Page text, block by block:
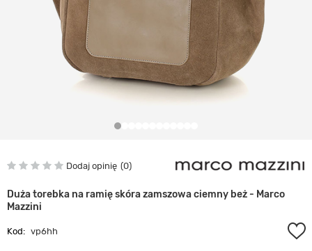
Dodaj opinię 0
Duża torebka na ramię skóra zamszowa ciemny beż - Marco
Mazzini
Kod: vp6hh